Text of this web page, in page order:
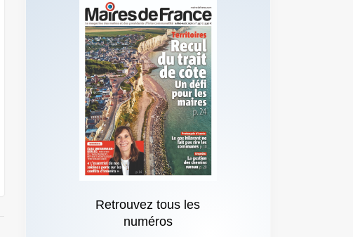
Retrouvez tous les
numéros